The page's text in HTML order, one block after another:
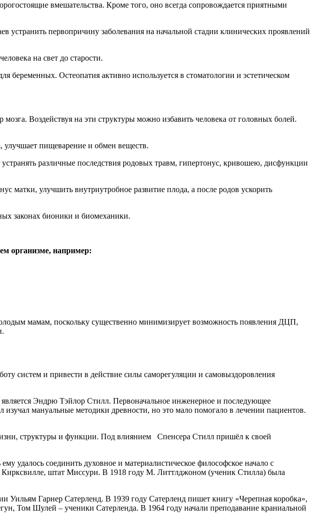
вмешательства. Кроме того, оно всегда сопровождается приятными
устранить первопричину заболевания на начальной стадии клинических проявлений
на свет до старости.
беременных. Остеопатия активно используется в стоматологии и эстетическом
Воздействуя на эти структуры можно избавить человека от головных болей.
улучшает пищеварение и обмен веществ.
различные последствия родовых травм, гипертонус, кривошею, дисфункции
матки, улучшить внутриутробное развитие плода, а после родов ускорить
законах бионики и биомеханики.
организме, например:
мамам, поскольку существенно минимизирует возможность появления ДЦП,
систем и привести в действие силы саморегуляции и самовыздоровления
Эндрю Тэйлор Стилл. Первоначальное инженерное и последующее
изучал мануальные методики древности, но это мало помогало в лечении пациентов.
структуры и функции. Под влиянием Спенсера Стилл пришёл к своей
удалось соединить духовное и материалистическое философское начало с
Кирксвилле, штат Миссури. В 1918 году М. Литтлджоном (ученик Стилла) была
Гарнер Сатерленд. В 1939 году Сатерленд пишет книгу «Черепная коробка»,
Том Шулей – ученики Сатерленда. В 1964 году начали преподавание краниальной